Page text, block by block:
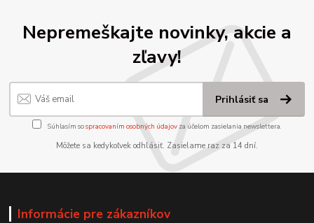
Nepremeškajte novinky, akcie a
zľavy!
Prihlásiť sa
Súhlasím sospracovaním osobných údajov za účelom zasielania newslettera.
Môžete sa kedykoľvek odhlásiť. Zasielame raz za 14 dní.
Informácie pre zákazníkov